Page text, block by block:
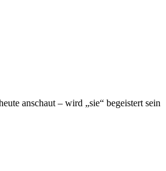
anschaut – wird „sie“ begeistert sein